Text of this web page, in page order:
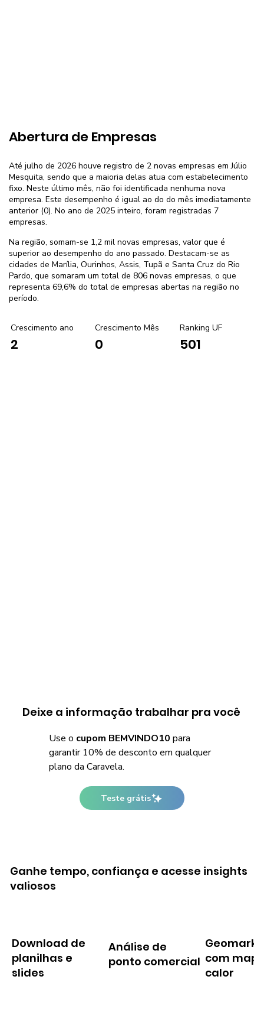
Abertura de Empresas
Até julho de 2026 houve registro de 2 novas empresas em Júlio
Mesquita, sendo que a maioria delas atua com estabelecimento
fixo. Neste último mês, não foi identificada nenhuma nova
empresa. Este desempenho é igual ao do do mês imediatamente
anterior (0). No ano de 2025 inteiro, foram registradas 7
empresas.
Na região, somam-se 1,2 mil novas empresas, valor que é
superior ao desempenho do ano passado. Destacam-se as
cidades de Marília, Ourinhos, Assis, Tupã e Santa Cruz do Rio
Pardo, que somaram um total de 806 novas empresas, o que
representa 69,6% do total de empresas abertas na região no
período.
Crescimento ano
2
Crescimento Mês
0
Ranking UF
501
Deixe a informação trabalhar pra você
Use o cupom BEMVINDO10 para
garantir 10% de desconto em qualquer
plano da Caravela.
Teste grátis
Download de
planilhas e
slides
Análise de
ponto comercial com
calor
Ganhe tempo, confiança e acesse insights
valiosos